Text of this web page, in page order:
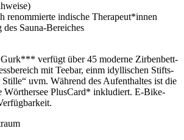
renommierte indische Therapeut*innen
Sauna-Bereiches
verfügt über 45 moderne Zirbenbett-
mit Teebar, einm idyllischen Stifts-
uvm. Während des Aufenthaltes ist die
Wörthersee PlusCard* inkludiert. E-Bike-